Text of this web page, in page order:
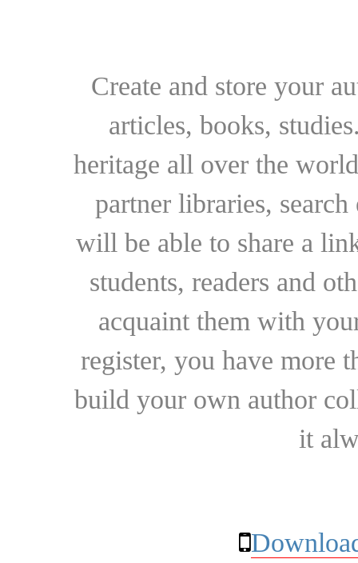
Create and store your
articles, books,
heritage all over the
partner libraries,
will be able to share a
students, readers and
acquaint them with
register, you have more
build your own author
it